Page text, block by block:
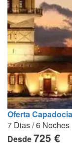
Oferta
7 Dias / 6 Noches
Desde725 €